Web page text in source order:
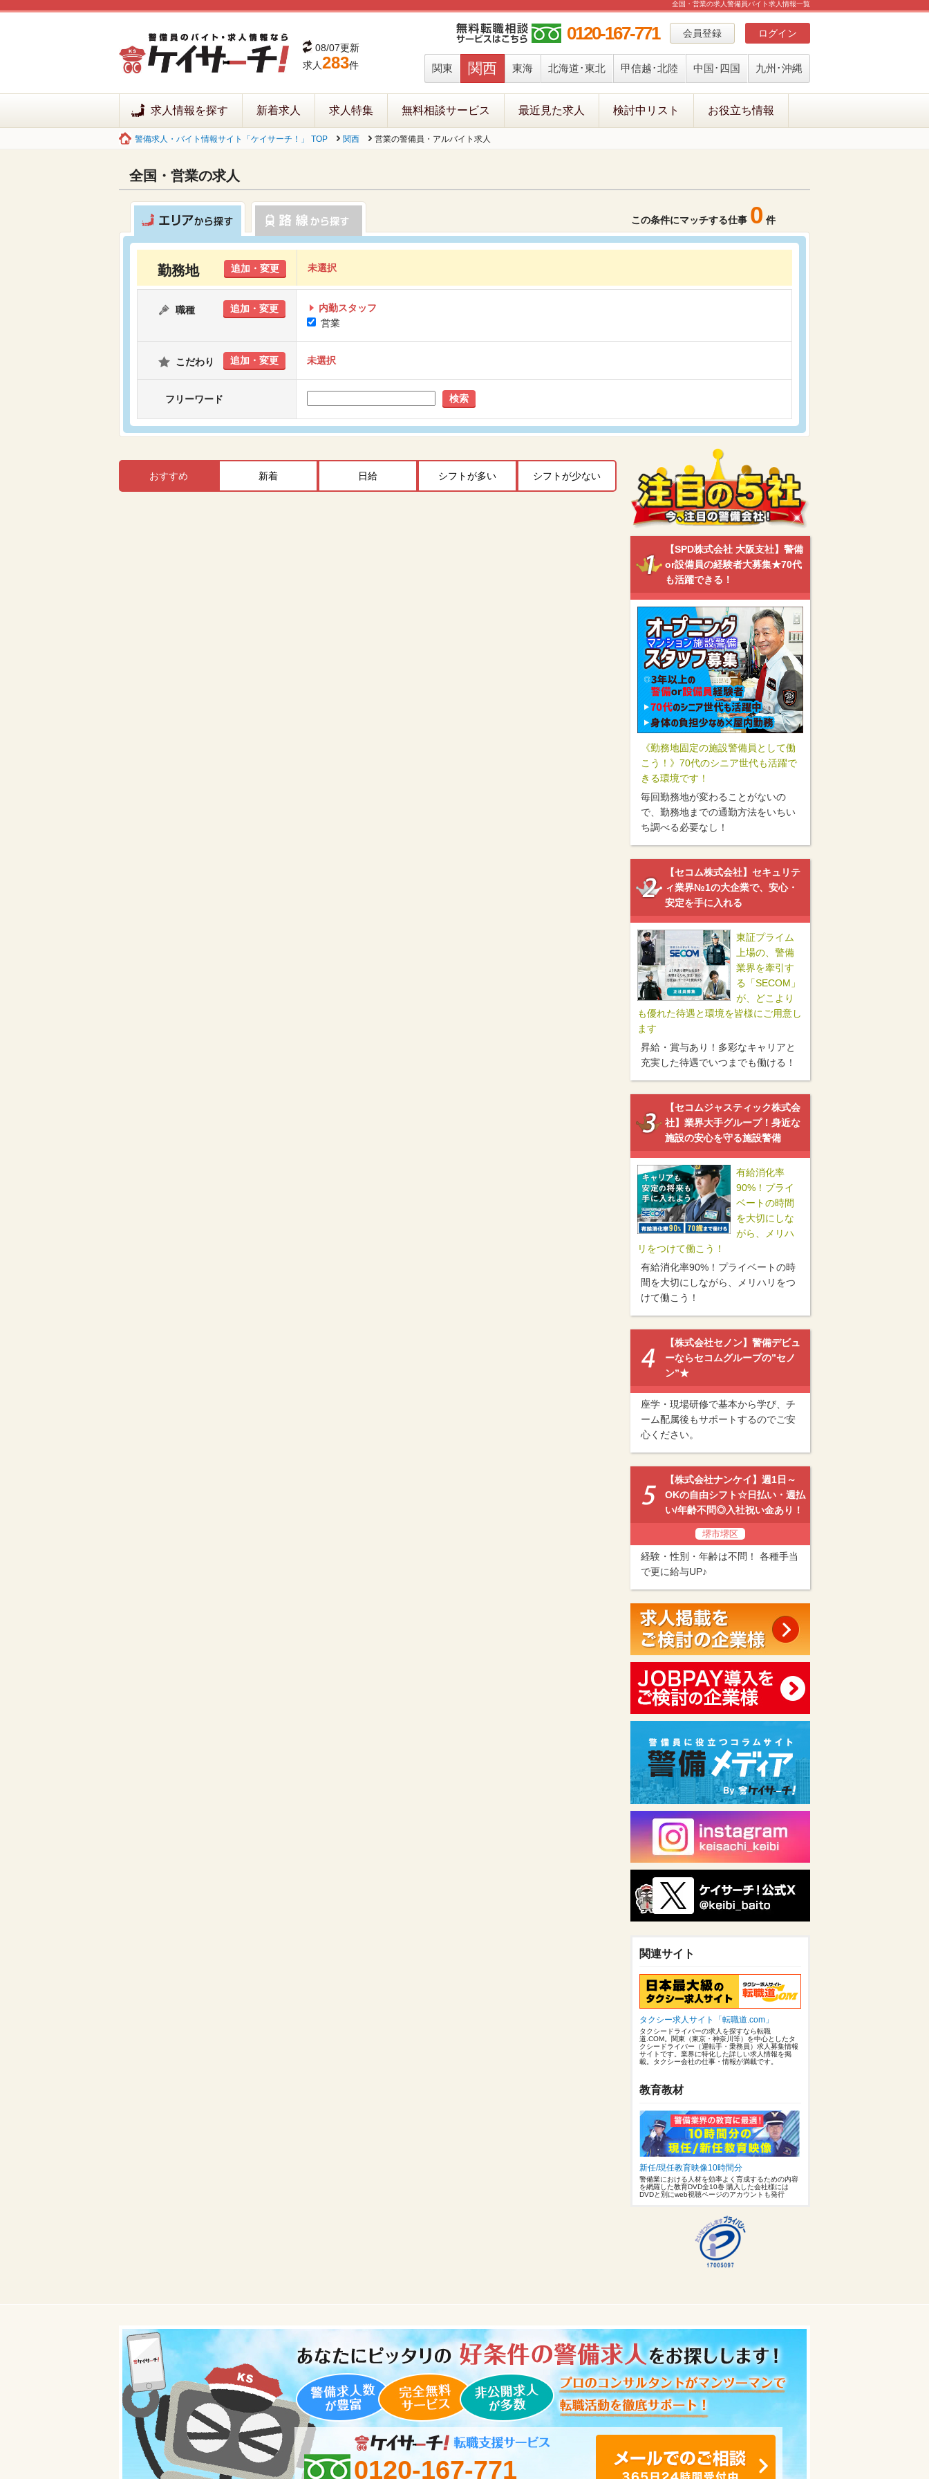
全国・営業の求人警備員バイト求人情報一覧
08/07更新
求人283件
会員登録 ログイン
0120-167-771
関東 関西 東海 北海道･東北 甲信越･北陸 中国･四国 九州･沖縄
求人情報を探す 新着求人 求人特集 無料相談サービス 最近見た求人 検討中リスト お役立ち情報
警備求人・バイト情報サイト「ケイサーチ！」 TOP 関西 営業の警備員・アルバイト求人
全国・営業の求人
この条件にマッチする仕事 0 件
勤務地 追加・変更 未選択
職種 追加・変更
内勤スタッフ
営業
こだわり 追加・変更 未選択
フリーワード 検索
おすすめ 新着 日給 シフトが多い シフトが少ない
【SPD株式会社 大阪支社】警備
or設備員の経験者大募集★70代
も活躍できる！
《勤務地固定の施設警備員として働
こう！》70代のシニア世代も活躍で
きる環境です！
毎回勤務地が変わることがないの
で、勤務地までの通勤方法をいちい
ち調べる必要なし！
【セコム株式会社】セキュリテ
ィ業界№1の大企業で、安心・
安定を手に入れる
東証プライム
上場の、警備
業界を牽引す
る「SECOM」
が、どこより
も優れた待遇と環境を皆様にご用意し
ます
昇給・賞与あり！多彩なキャリアと
充実した待遇でいつまでも働ける！
【セコムジャスティック株式会
社】業界大手グループ！身近な
施設の安心を守る施設警備
有給消化率
90%！プライ
ベートの時間
を大切にしな
がら、メリハ
リをつけて働こう！
有給消化率90%！プライベートの時
間を大切にしながら、メリハリをつ
けて働こう！
【株式会社セノン】警備デビュ
ーならセコムグループの”セノ
ン”★
座学・現場研修で基本から学び、チ
ーム配属後もサポートするのでご安
心ください。
【株式会社ナンケイ】週1日～
OKの自由シフト☆日払い・週払
い/年齢不問◎入社祝い金あり！
堺市堺区
経験・性別・年齢は不問！ 各種手当
で更に給与UP♪
関連サイト
タクシー求人サイト「転職道.com」
タクシードライバーの求人を探すなら転職
道.COM。関東（東京・神奈川等）を中心としたタ
クシードライバー（運転手・乗務員）求人募集情報
サイトです。業界に特化した詳しい求人情報を掲
載。タクシー会社の仕事・情報が満載です。
教育教材
新任/現任教育映像10時間分
警備業における人材を効率よく育成するための内容
を網羅した教育DVD全10巻 購入した会社様には
DVDと別にweb視聴ページのアカウントも発行
0120-167-771